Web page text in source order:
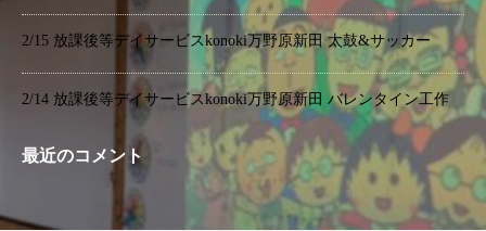
2/15 放課後等デイサービスkonoki万野原新田 太鼓&サッカー
2/14 放課後等デイサービスkonoki万野原新田 バレンタイン工作
最近のコメント